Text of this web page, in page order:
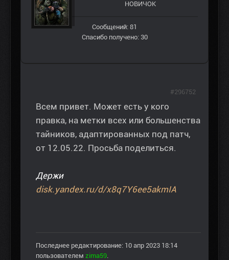
НОВИЧОК
Сообщений: 81
Спасибо получено: 30
Всем привет. Может есть у кого
правка, на метки всех или большенства
тайников, адаптированных под патч,
от 12.05.22. Просьба поделиться.
Держи
disk.yandex.ru/d/x8q7Y6ee5akmIA
Последнее редактирование: 10 апр 2023 18:14
пользователем zima59
#296752